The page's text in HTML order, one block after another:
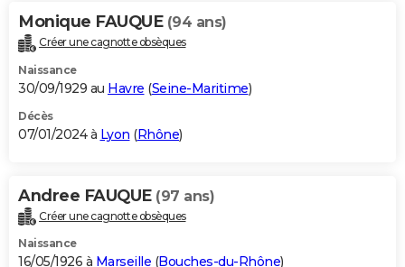
Monique FAUQUE (94 ans)
Créer une cagnotte obsèques
Naissance
30/09/1929 au Havre (Seine-Maritime)
Décès
07/01/2024 à Lyon (Rhône)
Andree FAUQUE (97 ans)
Créer une cagnotte obsèques
Naissance
16/05/1926 à Marseille (Bouches-du-Rhône)